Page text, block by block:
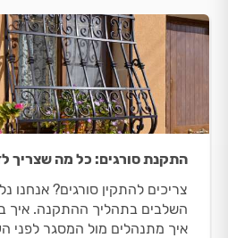
התקנת סורגים: כל מה שצריך
צריכים להתקין סורגים? אנחנו
השלבים בתהליך ההתקנה. איך
איך מתנהלים מול המסגר לפני